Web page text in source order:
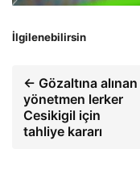
İlgilenebilirsin
← Gözaltına alınan
yönetmen lerker
Cesikigil için
tahliye kararı